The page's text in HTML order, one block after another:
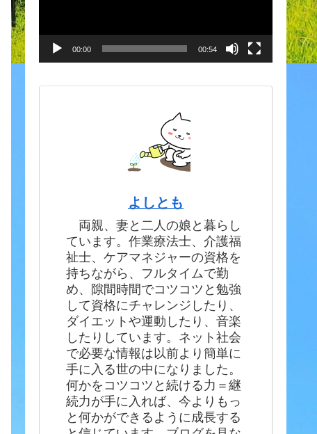
00:00 00:54
よしとも
両親、妻と二人の娘と暮らし
ています。作業療法士、介護福
祉士、ケアマネジャーの資格を
持ちながら、フルタイムで勤
め、隙間時間でコツコツと勉強
して資格にチャレンジしたり、
ダイエットや運動したり、音楽
したりしています。ネット社会
で必要な情報は以前より簡単に
手に入る世の中になりました。
何かをコツコツと続ける力＝継
続力が手に入れば、今よりもっ
と何かができるように成長する